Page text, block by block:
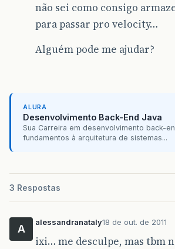
não sei como consigo
para passar pro velocity…
Alguém pode me ajudar?
ALURA
Desenvolvimento Back-End Java
Sua Carreira em desenvolvimento back-
fundamentos à arquitetura de sistemas...
3 Respostas
A
alessandranataly18 de out. de 2011
ixi… me desculpe, mas tbm